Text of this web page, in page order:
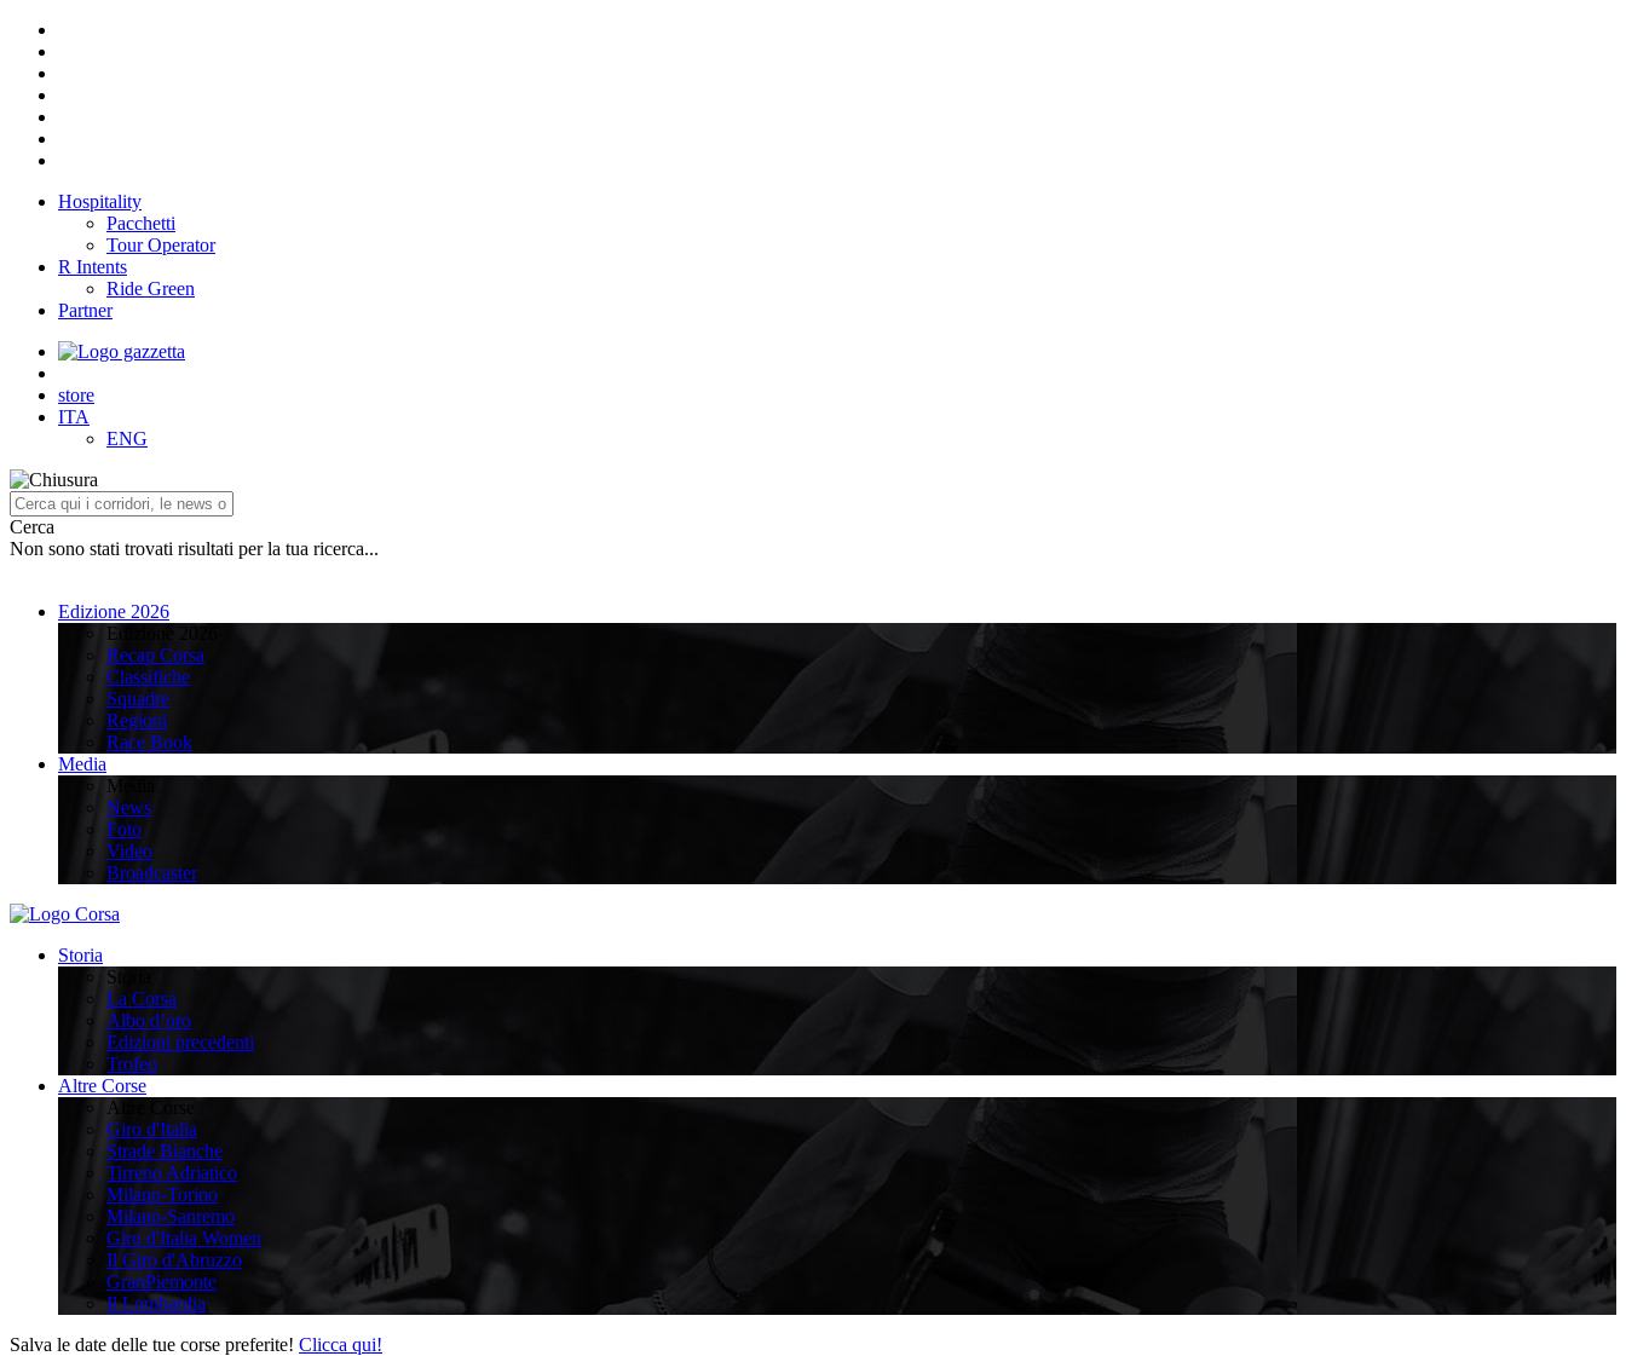
Hospitality
Pacchetti
Tour Operator
R Intents
Ride Green
Partner
store
ITA
ENG
Cerca
Non sono stati trovati risultati per la tua ricerca...
Edizione 2026
Edizione 2026
Recap Corsa
Classifiche
Squadre
Regioni
Race Book
Media
Media
News
Foto
Video
Broadcaster
Storia
Storia
La Corsa
Albo d’oro
Edizioni precedenti
Trofeo
Altre Corse
Altre Corse
Giro d'Italia
Strade Bianche
Tirreno Adriatico
Milano-Torino
Milano-Sanremo
Giro d'Italia Women
Il Giro d'Abruzzo
GranPiemonte
Il Lombardia
Salva le date delle tue corse preferite! Clicca qui!